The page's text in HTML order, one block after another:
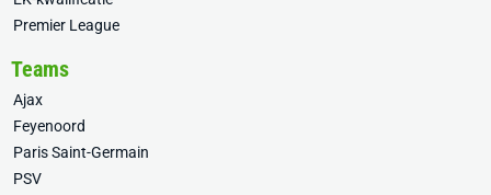
Premier League
Teams
Ajax
Feyenoord
Paris Saint-Germain
PSV